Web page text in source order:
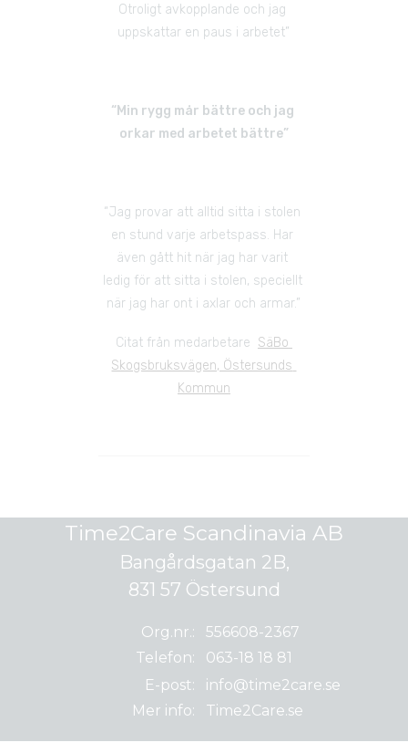
Otroligt avkopplande och jag
uppskattar en paus i arbetet”
“Min rygg mår bättre och jag
orkar med arbetet bättre”
“Jag provar att alltid sitta i stolen
en stund varje arbetspass. Har
även gått hit när jag har varit
ledig för att sitta i stolen, speciellt
när jag har ont i axlar och armar.”
Citat från medarbetare SäBo
Skogsbruksvägen, Östersunds
Kommun
Time2Care Scandinavia AB
Bangårdsgatan 2B,
831 57 Östersund
Org.nr.:
556608-2367
Telefon:
063-18 18 81
E-post:
info@time2care.se
Mer info:
Time2Care.se